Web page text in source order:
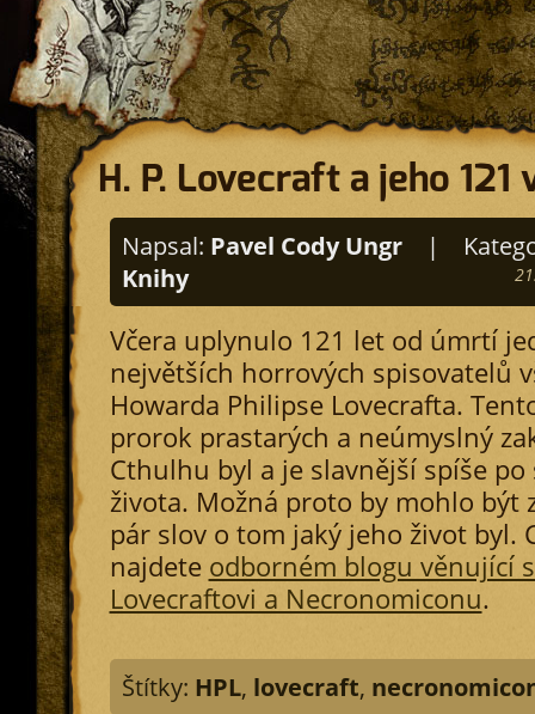
H. P. Lovecraft a jeho
Napsal: Pavel Cody Ungr |
Knihy
Včera uplynulo 121 let od úmrtí
největších horrových spisovatelů
Howarda Philipse Lovecrafta.
prorok prastarých a neúmyslný
Cthulhu byl a je slavnější spíše po
života. Možná proto by mohlo být
pár slov o tom jaký jeho život byl.
najdete odborném blogu věnující
Lovecraftovi a Necronomiconu.
Štítky: HPL, lovecraft,